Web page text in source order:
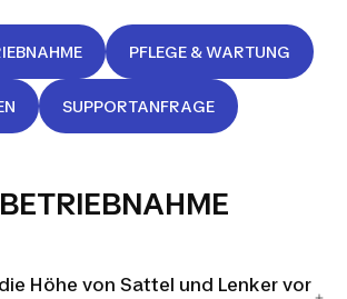
PFLEGE & WARTUNG
SUPPORTANFRAGE
Höhe von Sattel und Lenker vor